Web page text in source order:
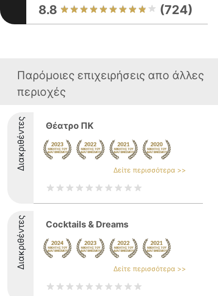
8.8 (724)
Παρόμοιες επιχειρήσεις απο άλλες
περιοχές
Διακριθέντες Θέατρο ΠΚ
Δείτε περισσότερα >>
Διακριθέντες Cocktails & Dreams
Δείτε περισσότερα >>